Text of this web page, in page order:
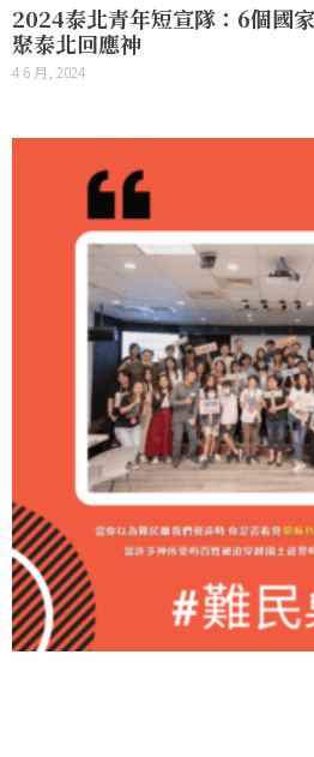
2024泰北青年短宣隊：6個國
聚泰北回應神
4 6 月, 2024